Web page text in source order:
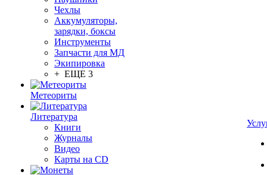
Чехлы
Аккумуляторы,
зарядки, боксы
Инструменты
Запчасти для МД
Экипировка
+ ЕЩЕ 3
Метеориты
Литература
Книги
Журналы
Видео
Карты на CD